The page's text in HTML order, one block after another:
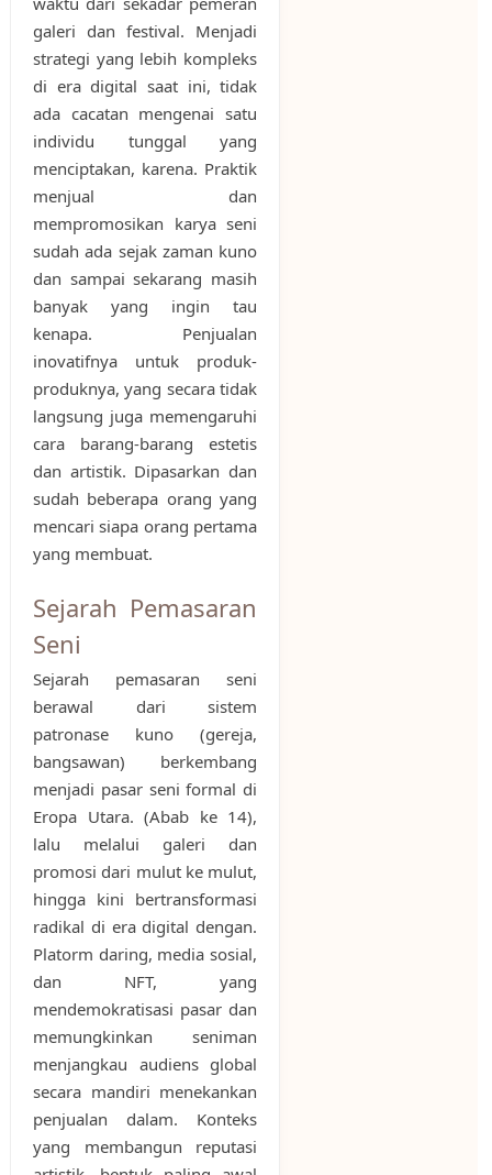
galeri dan festival. Menjadi
strategi yang lebih kompleks
di era digital saat ini, tidak
ada cacatan mengenai satu
individu tunggal yang
menciptakan, karena. Praktik
menjual dan
mempromosikan karya seni
sudah ada sejak zaman kuno
dan sampai sekarang masih
banyak yang ingin tau
kenapa. Penjualan
inovatifnya untuk produk-
produknya, yang secara tidak
langsung juga memengaruhi
cara barang-barang estetis
dan artistik. Dipasarkan dan
sudah beberapa orang yang
mencari siapa orang pertama
yang membuat.
Sejarah Pemasaran
Seni
Sejarah pemasaran seni
berawal dari sistem
patronase kuno (gereja,
bangsawan) berkembang
menjadi pasar seni formal di
Eropa Utara. (Abab ke 14),
lalu melalui galeri dan
promosi dari mulut ke mulut,
hingga kini bertransformasi
radikal di era digital dengan.
Platorm daring, media sosial,
dan NFT, yang
mendemokratisasi pasar dan
memungkinkan seniman
menjangkau audiens global
secara mandiri menekankan
penjualan dalam. Konteks
yang membangun reputasi